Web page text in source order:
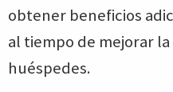
obtener beneficios
al tiempo de mejorar
huéspedes.